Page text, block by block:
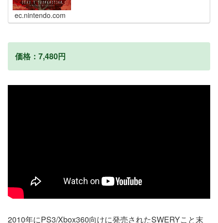
ec.nintendo.com
価格：7,480円
2010年にPS3/Xbox360向けに発売されたSWERYこと末